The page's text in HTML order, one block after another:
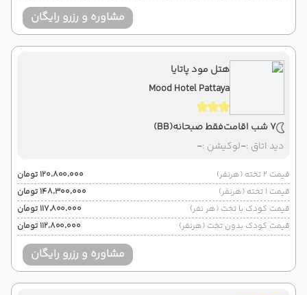
مشاوره و رزرو رایگان
هتل مود پاتایا
Mood Hotel Pattaya
7 شب اقامت فقط صبحانه(BB)
دید اتاق :-لوکیشن :-
قیمت 2 تخته (هرنفر)
۱۲۰٬۸۰۰٬۰۰۰ تومان
قیمت 1 تخته (هرنفر)
۱۴۸٬۳۰۰٬۰۰۰ تومان
قیمت کودک با تخت (هر نفر)
۱۱۷٬۸۰۰٬۰۰۰ تومان
قیمت کودک بدون تخت (هرنفر)
۱۱۲٬۸۰۰٬۰۰۰ تومان
مشاوره و رزرو رایگان